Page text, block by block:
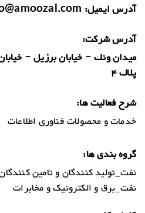
آدرس ایمیل:
آدرس شرکت:
ميدان ونك – خيابان برزيل –
پلاك 4
شرح فعالیت ها:
خدمات و محصولات فناوری اطلاعات
گروه بندی ها:
نفت_تولید کنندگان و تامین
نفت_برق و الکترونیک و مخابرات